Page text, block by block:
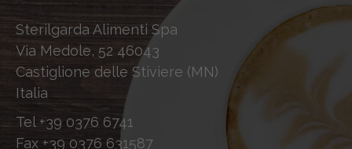
Sterilgarda Alimenti Spa
Via Medole, 52 46043
Castiglione delle Stiviere (MN)
Italia
Tel +39 0376 6741
Fax +39 0376 631587